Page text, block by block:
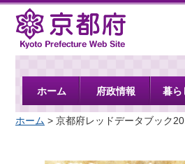
京都府
ホーム 府政情報 暮ら
ホーム > 京都府レッドデータブック